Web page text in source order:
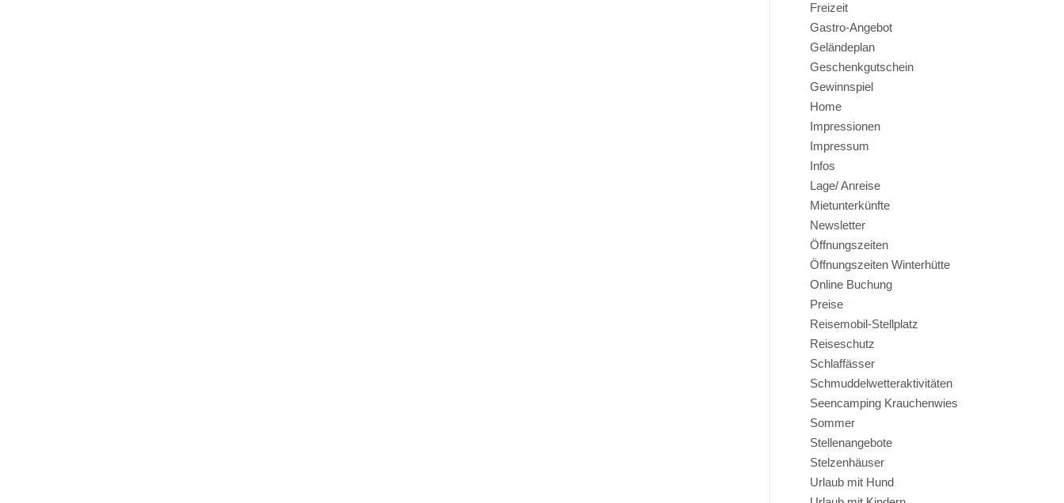
Freizeit
Gastro-Angebot
Geländeplan
Geschenkgutschein
Gewinnspiel
Home
Impressionen
Impressum
Infos
Lage/ Anreise
Mietunterkünfte
Newsletter
Öffnungszeiten
Öffnungszeiten Winterhütte
Online Buchung
Preise
Reisemobil-Stellplatz
Reiseschutz
Schlaffässer
Schmuddelwetteraktivitäten
Seencamping Krauchenwies
Sommer
Stellenangebote
Stelzenhäuser
Urlaub mit Hund